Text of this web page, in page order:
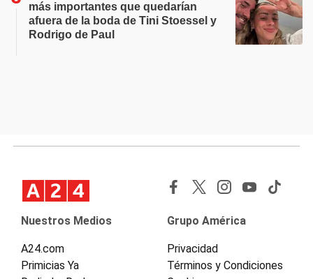
más importantes que quedarían
afuera de la boda de Tini Stoessel y
Rodrigo de Paul
Nuestros Medios
A24.com
Primicias Ya
Grupo América
Privacidad
Términos y Condiciones